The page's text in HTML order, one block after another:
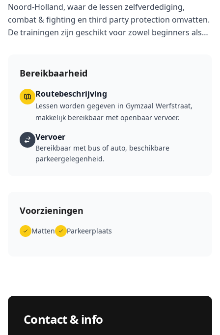
Noord-Holland, waar de lessen zelfverdediging,
combat & fighting en third party protection omvatten.
De trainingen zijn geschikt voor zowel beginners als
Bereikbaarheid
Routebeschrijving
Lessen worden gegeven in Gymzaal Werfstraat,
makkelijk bereikbaar met openbaar vervoer.
Vervoer
Bereikbaar met bus of auto, beschikbare
parkeergelegenheid.
Voorzieningen
Matten Parkeerplaats
Contact & info